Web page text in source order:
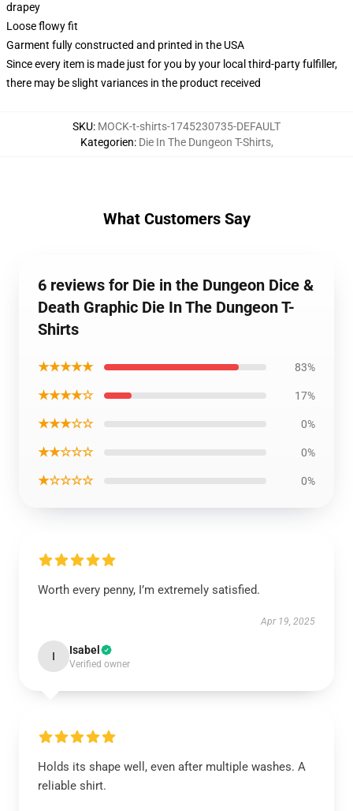
drapey
Loose flowy fit
Garment fully constructed and printed in the USA
Since every item is made just for you by your local third-party fulfiller,
there may be slight variances in the product received
SKU: MOCK-t-shirts-1745230735-DEFAULT
Kategorien: Die In The Dungeon T-Shirts,
What Customers Say
6 reviews for Die in the Dungeon Dice &
Death Graphic Die In The Dungeon T-
Shirts
★★★★★ 83%
★★★★☆ 17%
★★★☆☆ 0%
★★☆☆☆ 0%
★☆☆☆☆ 0%
Worth every penny, I’m extremely satisfied.
Apr 19, 2025
I Isabel
Verified owner
Holds its shape well, even after multiple washes. A
reliable shirt.